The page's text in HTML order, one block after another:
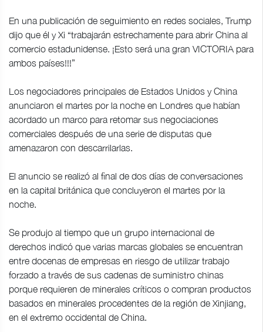
En una publicación de seguimiento en redes sociales, Trump
dijo que él y Xi “trabajarán estrechamente para abrir China al
comercio estadunidense. ¡Esto será una gran VICTORIA para
ambos países!!!”
Los negociadores principales de Estados Unidos y China
anunciaron el martes por la noche en Londres que habían
acordado un marco para retomar sus negociaciones
comerciales después de una serie de disputas que
amenazaron con descarrilarlas.
El anuncio se realizó al final de dos días de conversaciones
en la capital británica que concluyeron el martes por la
noche.
Se produjo al tiempo que un grupo internacional de
derechos indicó que varias marcas globales se encuentran
entre docenas de empresas en riesgo de utilizar trabajo
forzado a través de sus cadenas de suministro chinas
porque requieren de minerales críticos o compran productos
basados en minerales procedentes de la región de Xinjiang,
en el extremo occidental de China.